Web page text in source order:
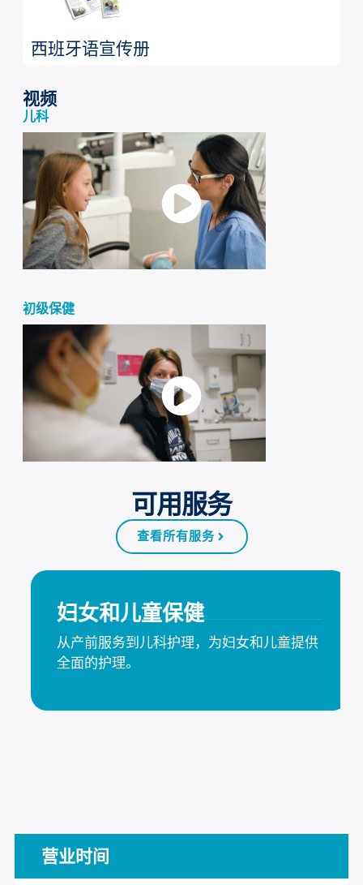
西班牙语宣传册
视频
儿科
初级保健
可用服务
查看所有服务
妇女和儿童保健
从产前服务到儿科护理，为妇女和儿童提供
全面的护理。
营业时间